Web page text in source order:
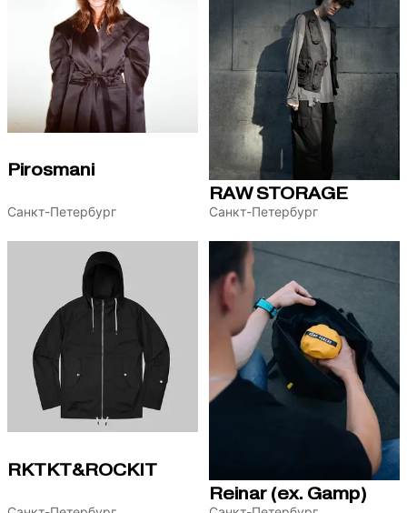
Pirosmani
Санкт-Петербург
RAW STORAGE
Санкт-Петербург
RKTKT&ROCKIT
Reinar (ex. Gamp)